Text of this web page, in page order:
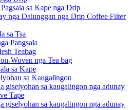
sa Kape nga Drip
nga Dalunggan nga Drip Coffee Filter
sa Tsa
Pangsala
Teabag
Woven nga Tea bag
sa Kape
sa Kaugalingon
giselyohan sa kaugalingon nga adunay
Tape
giselyohan sa kaugalingon nga adunay